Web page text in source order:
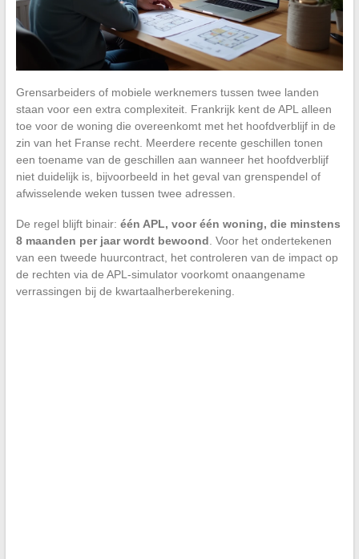
Grensarbeiders of mobiele werknemers tussen twee landen
staan voor een extra complexiteit. Frankrijk kent de APL alleen
toe voor de woning die overeenkomt met het hoofdverblijf in de
zin van het Franse recht. Meerdere recente geschillen tonen
een toename van de geschillen aan wanneer het hoofdverblijf
niet duidelijk is, bijvoorbeeld in het geval van grenspendel of
afwisselende weken tussen twee adressen.
De regel blijft binair: één APL, voor één woning, die minstens
8 maanden per jaar wordt bewoond. Voor het ondertekenen
van een tweede huurcontract, het controleren van de impact op
de rechten via de APL-simulator voorkomt onaangename
verrassingen bij de kwartaalherberekening.